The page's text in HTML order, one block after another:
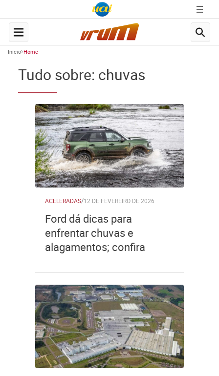
Início Home
Tudo sobre: chuvas
ACELERADAS/12 DE FEVEREIRO DE 2026
Ford dá dicas para
enfrentar chuvas e
alagamentos; confira